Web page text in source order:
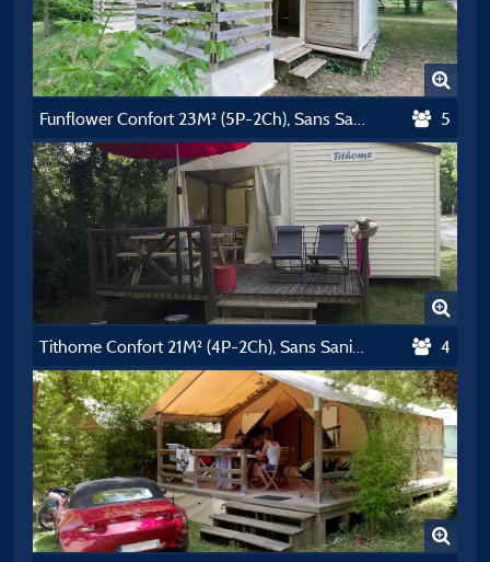
Funflower Confort 23M² (5P-2Ch), Sans Sanitaires 5
Tithome Confort 21M² (4P-2Ch), Sans Sanitaires 4